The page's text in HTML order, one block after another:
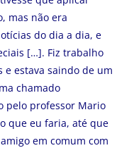
mas não era
do dia a dia, e
[…]. Fiz trabalho
e estava saindo de um
chamado
pelo professor Mario
que eu faria, até que
em comum com